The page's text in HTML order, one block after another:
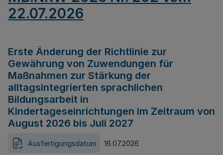
22.07.2026
Erste Änderung der Richtlinie zur
Gewährung von Zuwendungen für
Maßnahmen zur Stärkung der
alltagsintegrierten sprachlichen
Bildungsarbeit in
Kindertageseinrichtungen im Zeitraum von
August 2026 bis Juli 2027
Ausfertigungsdatum 16.07.2026